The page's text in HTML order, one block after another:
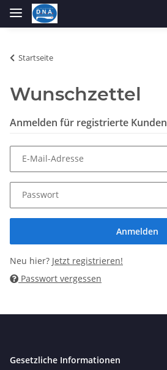
Startseite
Wunschzettel
Anmelden für registrierte Kunden
E-Mail-Adresse
Passwort
Anmelden
Neu hier? Jetzt registrieren!
Passwort vergessen
Gesetzliche Informationen